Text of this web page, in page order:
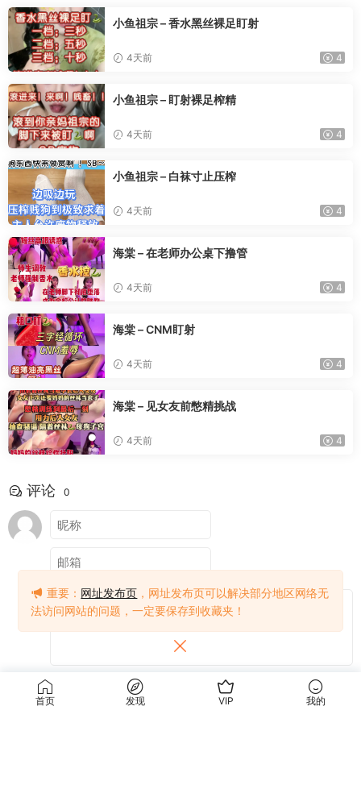
小鱼祖宗 – 香水黑丝裸足盯射
4天前 4
小鱼祖宗 – 盯射裸足榨精
4天前 4
小鱼祖宗 – 白袜寸止压榨
4天前 4
海棠 – 在老师办公桌下撸管
4天前 4
海棠 – CNM盯射
4天前 4
海棠 – 见女友前憋精挑战
4天前 4
评论 0
提交
首页 发现 VIP 我的
重要： 网址发布页 ，网址发布页可以解决部分地区网络无
法访问网站的问题，一定要保存到收藏夹！